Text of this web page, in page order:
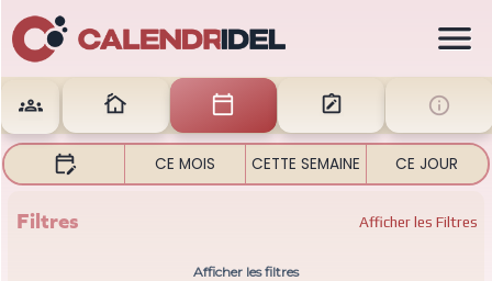
    
 CE MOIS CETTE SEMAINE CE JOUR
Filtres Afficherles Filtres
Afficher les filtres
